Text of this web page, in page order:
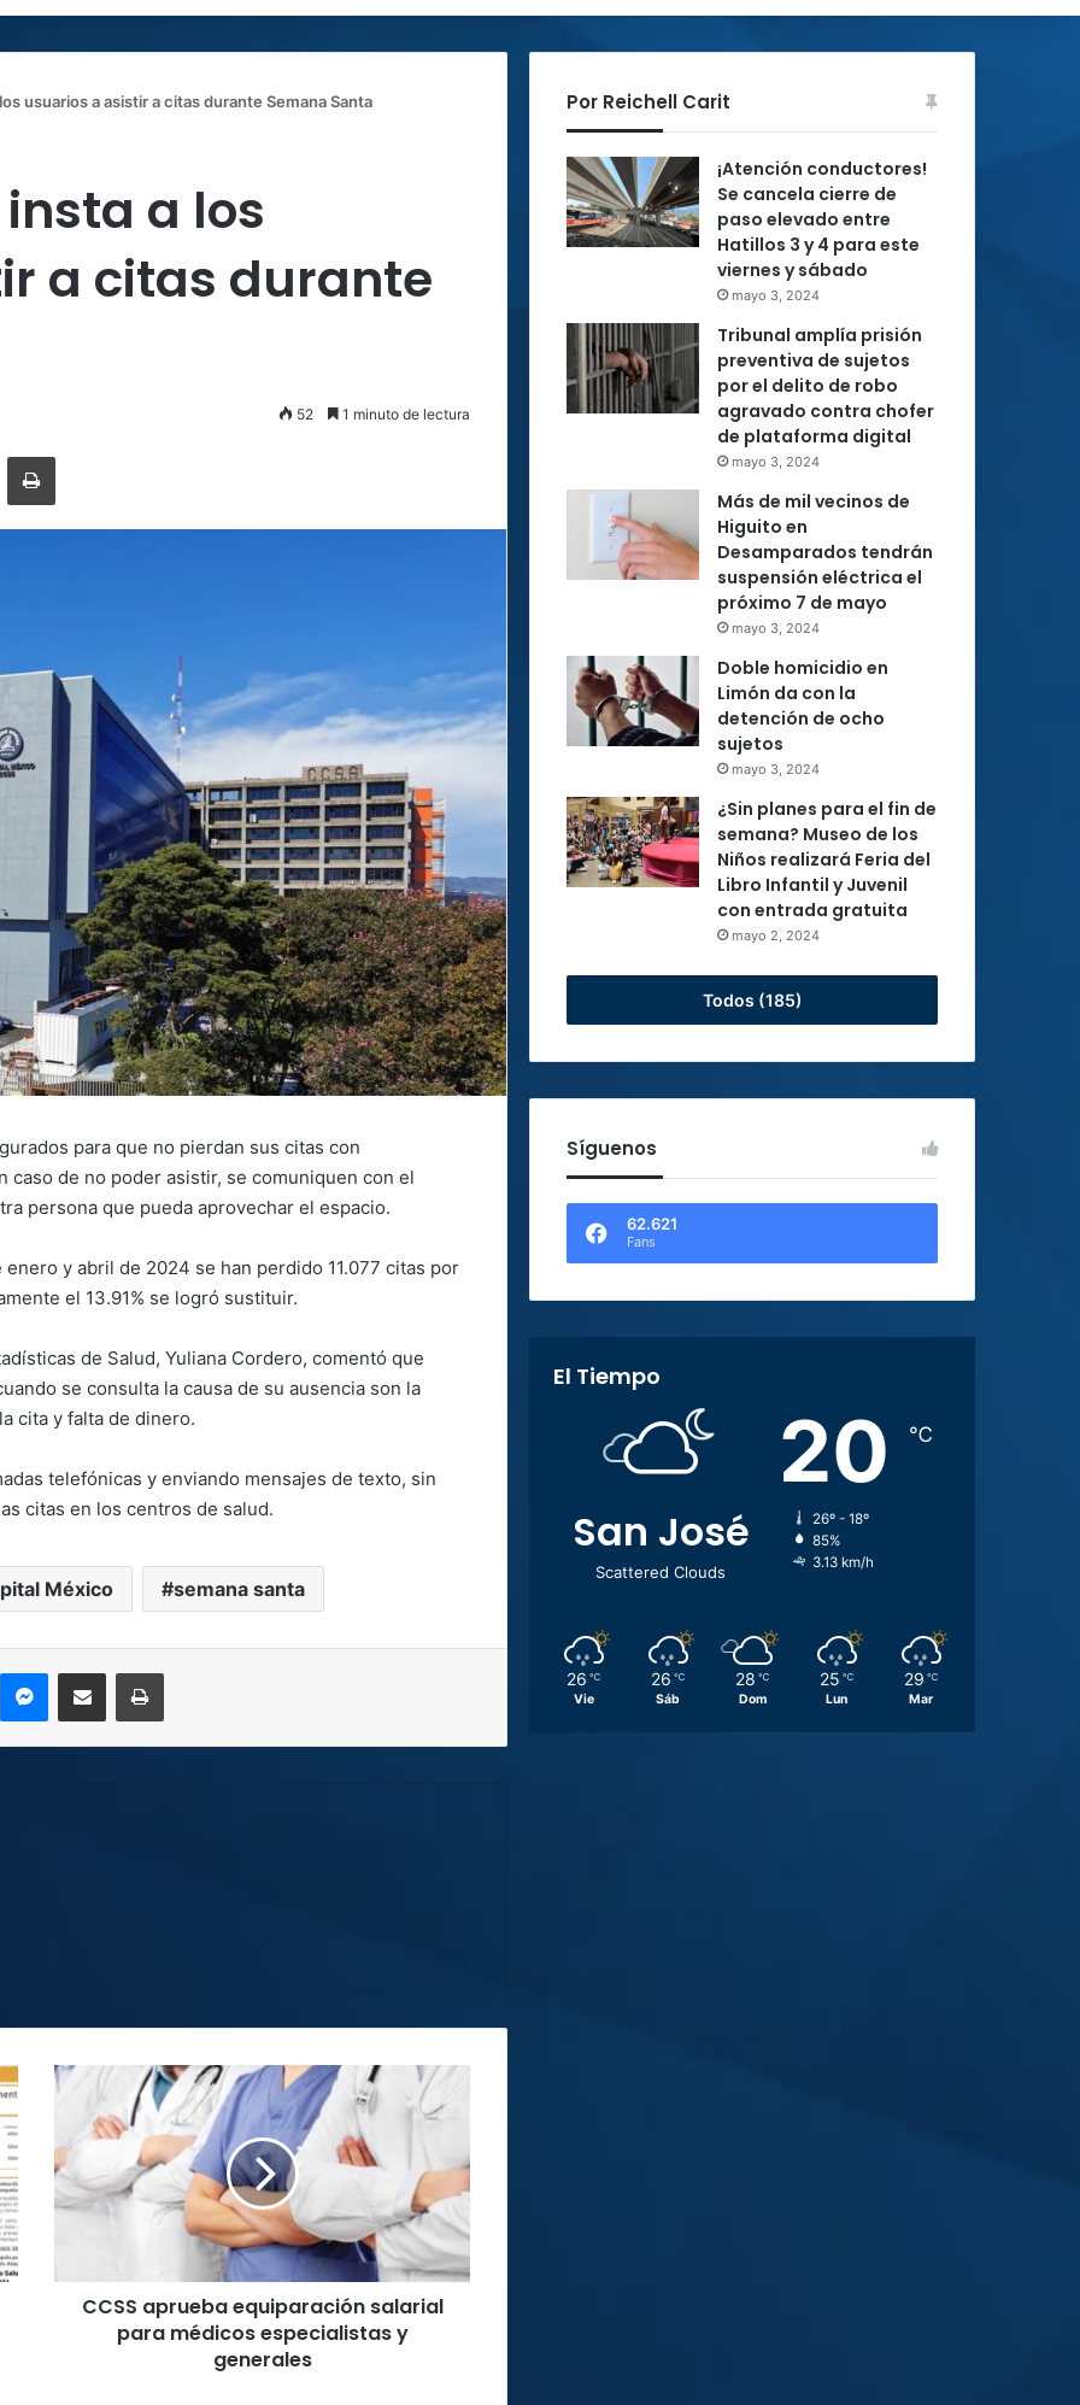
usuarios a asistir a citas durante Semana Santa
a los
a citas durante
52 1 minuto de lectura
por correo electrónicoImprimir
para que no pierdan sus citas con
caso de no poder asistir, se comuniquen con el
persona que pueda aprovechar el espacio.
y abril de 2024 se han perdido 11.077 citas por
el 13.91% se logró sustituir.
de Salud, Yuliana Cordero, comentó que
se consulta la causa de su ausencia son la
cita y falta de dinero.
telefónicas y enviando mensajes de texto, sin
citas en los centros de salud.
México semana santa
MessengerCompartir por correo electrónicoImprimir
CCSS
aprueba
equiparación
salarial
para
médicos
generales
CCSS aprueba equiparación salarial
para médicos especialistas y
generales
Por Reichell Carit
¡Atención conductores!
Se cancela cierre de
paso elevado entre
Hatillos 3 y 4 para este
viernes y sábado
mayo 3, 2024
Tribunal amplía prisión
preventiva de sujetos
por el delito de robo
agravado contra chofer
de plataforma digital
mayo 3, 2024
Más de mil vecinos de
Higuito en
Desamparados tendrán
suspensión eléctrica el
próximo 7 de mayo
mayo 3, 2024
Doble homicidio en
Limón da con la
detención de ocho
sujetos
mayo 3, 2024
¿Sin planes para el fin de
semana? Museo de los
Niños realizará Feria del
Libro Infantil y Juvenil
con entrada gratuita
mayo 2, 2024
Todos (185)
Síguenos
62.621
Fans
El Tiempo
San José
Scattered Clouds
20 ℃
26º - 18º
85%
3.13 km/h
26 ℃
Vie
26 ℃
Sáb
28 ℃
Dom
25 ℃
Lun
29 ℃
Mar